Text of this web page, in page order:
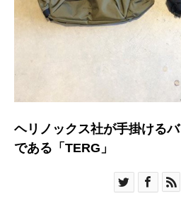
ヘリノックス社が手掛ける
である「TERG」